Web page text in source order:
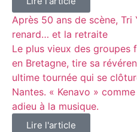
Après 50 ans de scène, Tri
renard… et la retraite
Le plus vieux des groupes
en Bretagne, tire sa
ultime tournée qui se
Nantes. « Kenavo »
adieu à la musique.
Lire l'article